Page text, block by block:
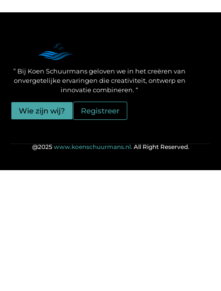
” Bij Koen Schuurmans geloven we in het creëren van
onvergetelijke ervaringen die creativiteit, ontwerp en
innovatie combineren. “
Wie zijn wij? Registreer
@2025 www.koenschuurmans.nl. All Right Reserved.